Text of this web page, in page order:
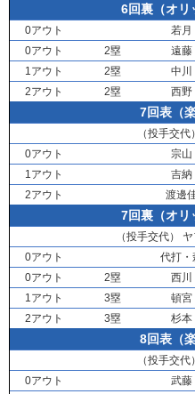
6回裏（オリ
0アウト 若月
0アウト
2塁 遠藤
1アウト
2塁 中川
2アウト
2塁 西野
7回表（
（投手交代
0アウト
宗山
1アウト
吉納
2アウト
渡邊
7回裏（オリ
（投手交代）
0アウト
代打・
0アウト
2塁 西川
1アウト
3塁 頓宮
2アウト
3塁 杉本
8回表（
（投手交代
0アウト
武藤